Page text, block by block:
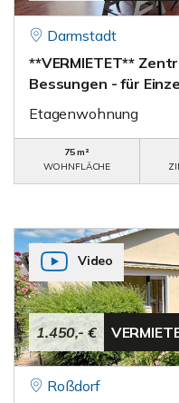
Darmstadt
**VERMIETET**
Bessungen - für
Etagenwohnung
75 m²
WOHNFLÄCHE
1.450,- €
Video
Roßdorf